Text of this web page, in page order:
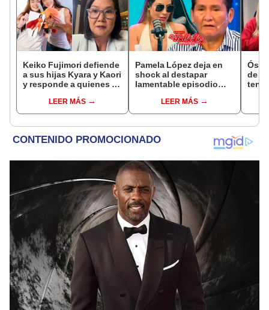
Keiko Fujimori defiende
a sus hijas Kyara y Kaori
y responde a quienes la
“No pueden decirme”
LEER MÁS
Pamela López deja en
shock al destapar
lamentable episodio
de La Bella Luz: "Hasta
el día de hoy ..."
LEER MÁS
de